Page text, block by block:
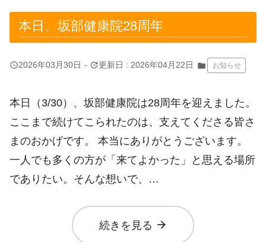
本日、坂部健康院28周年
query_builder2026年03月30日 - update更新日 : 2026年04月22日 folder お知らせ
本日（3/30）、坂部健康院は28周年を迎えました。
ここまで続けてこられたのは、支えてくださる皆さ
まのおかげです。 本当にありがとうございます。
一人でも多くの方が「来てよかった」と思える場所
でありたい。そんな想いで、…
続きを見る arrow_forward